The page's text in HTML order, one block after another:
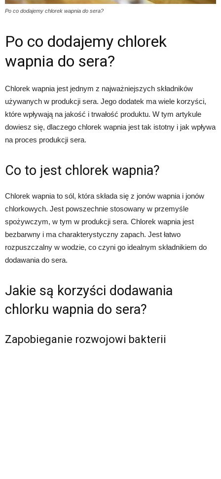
Po co dodajemy chlorek wapnia do sera?
Po co dodajemy chlorek
wapnia do sera?
Chlorek wapnia jest jednym z najważniejszych składników
używanych w produkcji sera. Jego dodatek ma wiele korzyści,
które wpływają na jakość i trwałość produktu. W tym artykule
dowiesz się, dlaczego chlorek wapnia jest tak istotny i jak wpływa
na proces produkcji sera.
Co to jest chlorek wapnia?
Chlorek wapnia to sól, która składa się z jonów wapnia i jonów
chlorkowych. Jest powszechnie stosowany w przemyśle
spożywczym, w tym w produkcji sera. Chlorek wapnia jest
bezbarwny i ma charakterystyczny zapach. Jest łatwo
rozpuszczalny w wodzie, co czyni go idealnym składnikiem do
dodawania do sera.
Jakie są korzyści dodawania
chlorku wapnia do sera?
Zapobieganie rozwojowi bakterii